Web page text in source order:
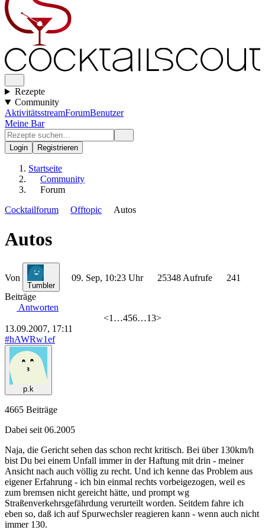
Rezepte
Community
AktivitätsstreamForumBenutzer
Meine Bar
Login Registrieren
Startseite
Community
Forum
Cocktailforum
Offtopic Autos
Autos
Von
Tumbler
09. Sep, 10:23 Uhr 25348 Aufrufe
241
Beiträge
Antworten
<1 …456…13>
13.09.2007, 17:11
#hAWRw1ef
p.k
4665 Beiträge
Dabei seit 06.2005
Naja, die Gericht sehen das schon recht kritisch. Bei über 130km/h
bist Du bei einem Unfall immer in der Haftung mit drin - meiner
Ansicht nach auch völlig zu recht. Und ich kenne das Problem aus
eigener Erfahrung - ich bin einmal rechts vorbeigezogen, weil es
zum bremsen nicht gereicht hätte, und prompt wg
Straßenverkehrsgefährdung verurteilt worden. Seitdem fahre ich
eben so, daß ich auf Spurwechsler reagieren kann - wenn auch nicht
immer 130.